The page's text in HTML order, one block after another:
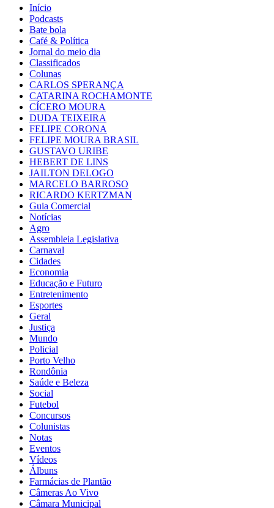
Início
Podcasts
Bate bola
Café & Política
Jornal do meio dia
Classificados
Colunas
CARLOS SPERANÇA
CATARINA ROCHAMONTE
CÍCERO MOURA
DUDA TEIXEIRA
FELIPE CORONA
FELIPE MOURA BRASIL
GUSTAVO URIBE
HEBERT DE LINS
JAILTON DELOGO
MARCELO BARROSO
RICARDO KERTZMAN
Guia Comercial
Notícias
Agro
Assembleia Legislativa
Carnaval
Cidades
Economia
Educação e Futuro
Entretenimento
Esportes
Geral
Justiça
Mundo
Policial
Porto Velho
Rondônia
Saúde e Beleza
Social
Futebol
Concursos
Colunistas
Notas
Eventos
Vídeos
Álbuns
Farmácias de Plantão
Câmeras Ao Vivo
Câmara Municipal